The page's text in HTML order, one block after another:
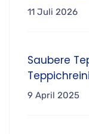
11 Juli 2026
Saubere
9 April 2025